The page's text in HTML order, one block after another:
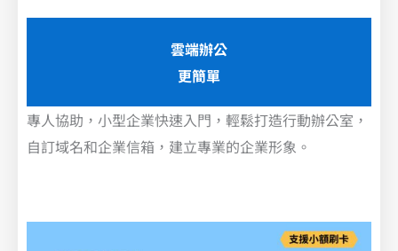
雲端辦公
更簡單
專人協助，小型企業快速入門，輕鬆打造行動辦公室，
自訂域名和企業信箱，建立專業的企業形象。